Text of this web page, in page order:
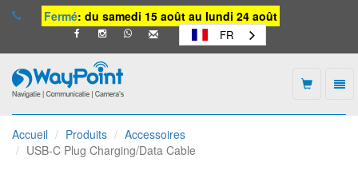
Fermé: du samedi 15 août au lundi 24 août
FR
-
vers
la
Accueil Produits
Accessoires
USB-C Plug Charging/Data Cable